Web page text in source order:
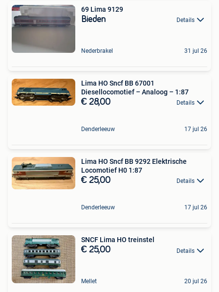
69 Lima 9129
Bieden Details
Nederbrakel 31 jul 26
Lima HO Sncf BB 67001
Diesellocomotief – Analoog – 1:87
€ 28,00 Details
Denderleeuw 17 jul 26
Lima HO Sncf BB 9292 Elektrische
Locomotief H0 1:87
€ 25,00 Details
Denderleeuw 17 jul 26
SNCF Lima HO treinstel
€ 25,00 Details
Mellet 20 jul 26